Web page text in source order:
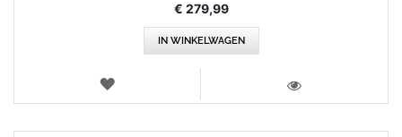
€ 279,99
IN WINKELWAGEN
VERLANGLIJST